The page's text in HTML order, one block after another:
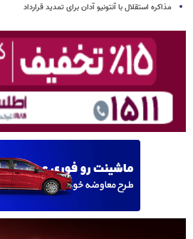
مذاکره استقلال با آنتونیو آدان برای تمدید قرارداد